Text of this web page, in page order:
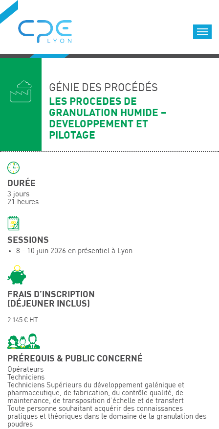
Formations qualifiantes
Formations diplômantes
Infos pratiques
Déroulement des formations
Symposium on Chain Transfer Catalysis for
sustainability – September 15 and 16, 2026
Contacts
GÉNIE DES PROCÉDÉS
LES PROCEDES DE
GRANULATION HUMIDE –
DEVELOPPEMENT ET
PILOTAGE
DURÉE
3 jours
21 heures
SESSIONS
8 - 10 juin 2026 en présentiel à Lyon
FRAIS D’INSCRIPTION
(DÉJEUNER INCLUS)
2 145 € HT
PRÉREQUIS & PUBLIC CONCERNÉ
Opérateurs
Techniciens
Techniciens Supérieurs du développement galénique et
pharmaceutique, de fabrication, du contrôle qualité, de
maintenance, de transposition d’échelle et de transfert
Toute personne souhaitant acquérir des connaissances
pratiques et théoriques dans le domaine de la granulation des
poudres
Cookies management panel